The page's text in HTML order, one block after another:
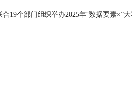
19个部门组织举办2025年“数据要素×”大